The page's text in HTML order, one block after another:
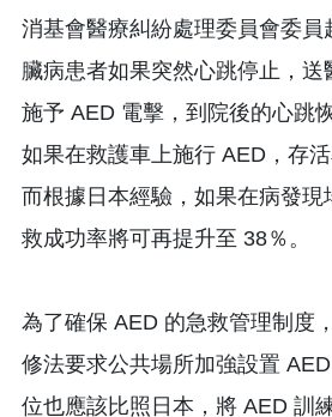
消基會醫療糾紛處理委員會委員
臟病患者如果突然心跳停止，送
施予 AED 電擊，到院後的心跳
如果在救護車上施行 AED，存
而根據日本經驗，如果在病發現
救成功率將可再提升至 38％。
為了確保 AED 的急救管理制度
修法要求公共場所加強設置
位也應該比照日本，將 AED 訓